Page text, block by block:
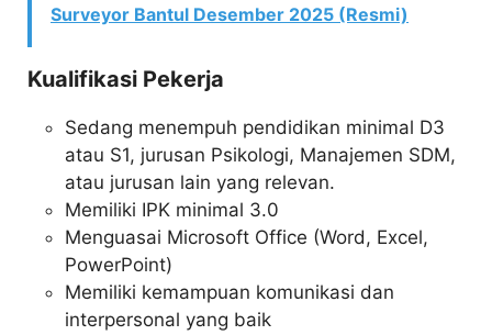
Surveyor Bantul Desember 2025 (Resmi)
Kualifikasi Pekerja
Sedang menempuh pendidikan minimal D3
atau S1, jurusan Psikologi, Manajemen SDM,
atau jurusan lain yang relevan.
Memiliki IPK minimal 3.0
Menguasai Microsoft Office (Word, Excel,
PowerPoint)
Memiliki kemampuan komunikasi dan
interpersonal yang baik